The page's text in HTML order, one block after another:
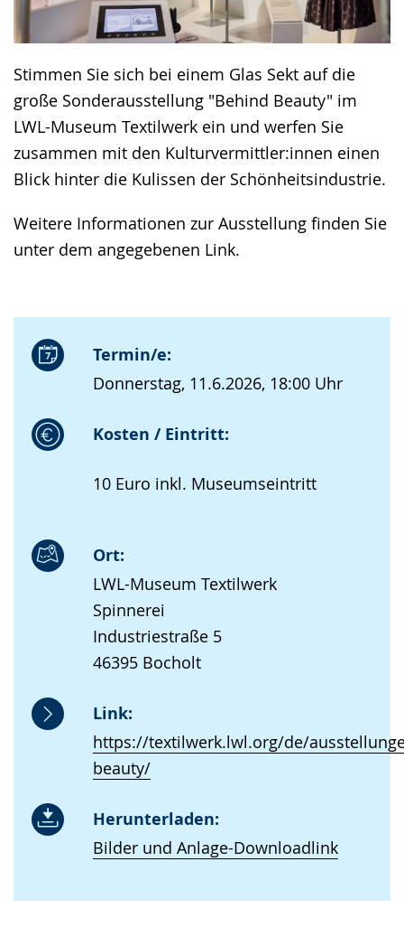
Stimmen Sie sich bei einem Glas Sekt auf die
große Sonderausstellung "Behind Beauty" im
LWL-Museum Textilwerk ein und werfen Sie
zusammen mit den Kulturvermittler:innen einen
Blick hinter die Kulissen der Schönheitsindustrie.
Weitere Informationen zur Ausstellung finden Sie
unter dem angegebenen Link.
Termin/e:
Donnerstag, 11.6.2026, 18:00 Uhr
Kosten / Eintritt:
10 Euro inkl. Museumseintritt
Ort:
LWL-Museum Textilwerk
Spinnerei
Industriestraße 5
46395 Bocholt
Link:
https://textilwerk.lwl.org/de/
beauty/
Herunterladen:
Bilder und Anlage-Downloadlink